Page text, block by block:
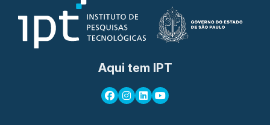
Aqui tem IPT